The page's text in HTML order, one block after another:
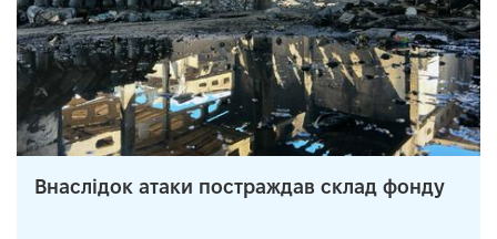
Внаслідок атаки постраждав склад фонду